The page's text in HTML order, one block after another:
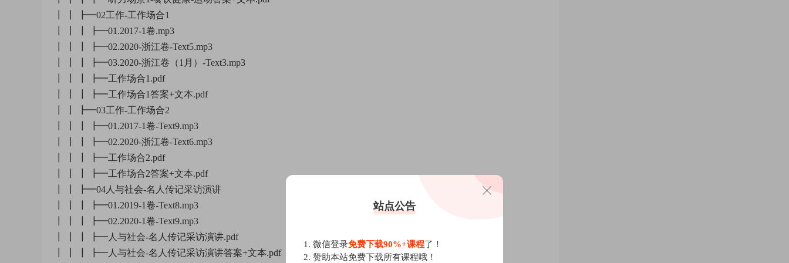
┃ ┃ ┣━02工作-工作场合1
┃ ┃ ┃ ┣━01.2017-1卷.mp3
┃ ┃ ┃ ┣━02.2020-浙江卷-Text5.mp3
┃ ┃ ┃ ┣━03.2020-浙江卷（1月）-Text3.mp3
┃ ┃ ┃ ┣━工作场合1.pdf
┃ ┃ ┃ ┣━工作场合1答案+文本.pdf
┃ ┃ ┣━03工作-工作场合2
┃ ┃ ┃ ┣━01.2017-1卷-Text9.mp3
┃ ┃ ┃ ┣━02.2020-浙江卷-Text6.mp3
┃ ┃ ┃ ┣━工作场合2.pdf
┃ ┃ ┃ ┣━工作场合2答案+文本.pdf
┃ ┃ ┣━04人与社会-名人传记采访演讲
┃ ┃ ┃ ┣━01.2019-1卷-Text8.mp3
┃ ┃ ┃ ┣━02.2020-1卷-Text9.mp3
┃ ┃ ┃ ┣━人与社会-名人传记采访演讲.pdf
┃ ┃ ┃ ┣━人与社会-名人传记采访演讲答案+文本.pdf
站点公告
1. 微信登录免费下载90%+课程了！
2. 赞助本站免费下载所有课程哦！